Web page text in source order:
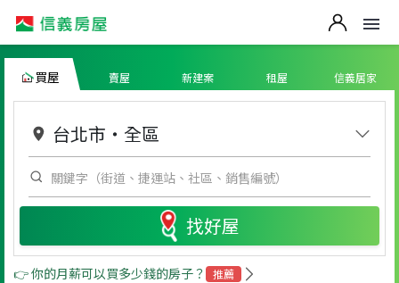
買屋 賣屋 新建案 租屋 信義居家
台北市 ・ 全區
找好屋
👉 你的月薪可以買多少錢的房子？ 推薦